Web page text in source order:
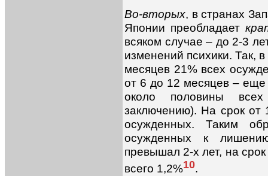
Во-вторых, в странах
Японии преобладает
всяком случае – до 2-3
изменений психики. Так,
месяцев 21% всех
от 6 до 12 месяцев – еще
около половины
заключению). На срок
осужденных. Таким
осужденных к
превышал 2-х лет, на
всего 1,2%10.